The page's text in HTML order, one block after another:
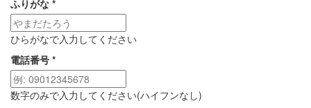
ふりがな *
ひらがなで入力してください
電話番号 *
数字のみで入力してください(ハイフンなし)